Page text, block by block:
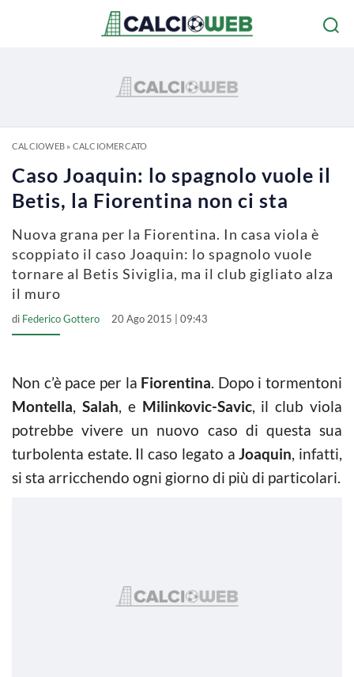
CALCIOWEB» CALCIOMERCATO
Caso Joaquin: lo spagnolo vuole il
Betis, la Fiorentina non ci sta
Nuova grana per la Fiorentina. In casa viola è
scoppiato il caso Joaquin: lo spagnolo vuole
tornare al Betis Siviglia, ma il club gigliato alza
il muro
di Federico Gottero 20 Ago 2015 | 09:43
Non c’è pace per la Fiorentina. Dopo i tormentoni
Montella, Salah, eMilinkovic-Savic, il club viola
potrebbe vivere un nuovo caso di questa sua
turbolenta estate. Il caso legato aJoaquin, infatti,
si sta arricchendo ogni giorno di più di particolari.